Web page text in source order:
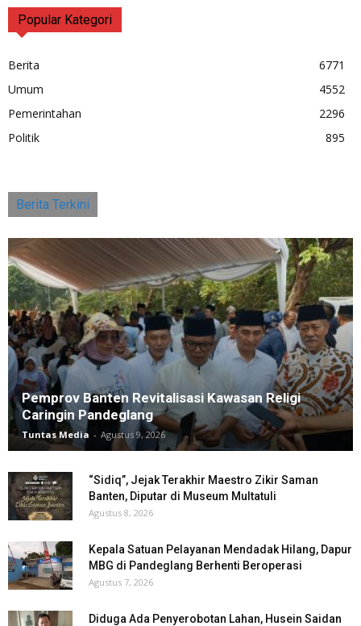
Popular Kategori
Berita
6771
Umum
4552
Pemerintahan
2296
Politik
895
Berita Terkini
Pemprov Banten Revitalisasi Kawasan Religi
Caringin Pandeglang
Tuntas Media - Agustus 9, 2026
“Sidiq”, Jejak Terakhir Maestro Zikir Saman
Banten, Diputar di Museum Multatuli
Agustus 8, 2026
Kepala Satuan Pelayanan Mendadak Hilang, Dapur
MBG di Pandeglang Berhenti Beroperasi
Agustus 7, 2026
Diduga Ada Penyerobotan Lahan, Husein Saidan